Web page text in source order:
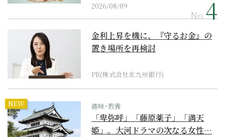
2026/08/09
No.
金利上昇を機に、『守るお金』の
置き場所を再検討
PR(株式会社北九州銀行)
NEW 趣味･教養
「卑弥呼」「藤原薬子」「満天
姫」。大河ドラマの次なる女性…